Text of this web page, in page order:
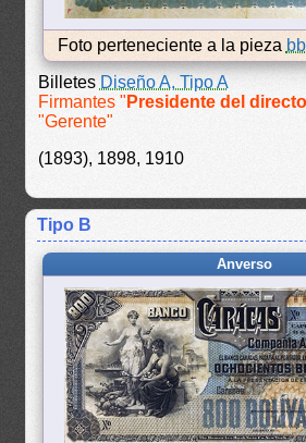
Foto perteneciente a la pieza
Billetes Diseño A, Tipo A
Firmantes " Presidente del
"Gerente"
(1893), 1898, 1910
Tipo B
Anverso